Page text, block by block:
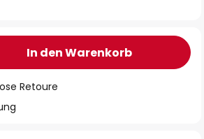
In den Warenkorb
Retoure